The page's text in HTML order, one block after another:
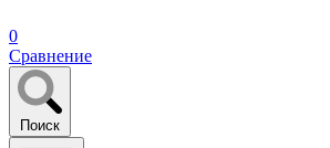
0
Сравнение
Поиск